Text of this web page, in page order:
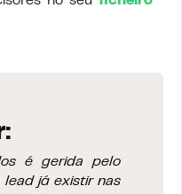
é gerida pelo
lead já existir nas